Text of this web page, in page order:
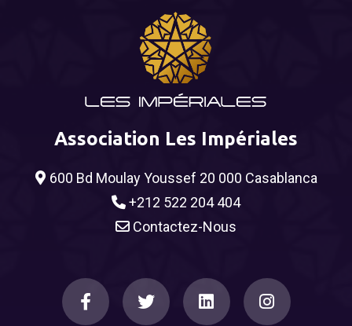
Association Les Impériales
600 Bd Moulay Youssef 20 000 Casablanca
+212 522 204 404
Contactez-Nous